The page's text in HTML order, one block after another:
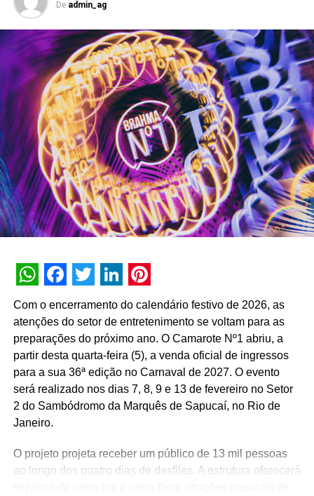
de inteligência artificial do banco que atinge o marco de
dez anos de operação em setembro de 2026. Com
capacidade transacional e conversacional, a plataforma
soma mais de 3 bilhões de interações históricas. No
primeiro semestre de 2026, a assistente registrou 74
milhões de interações, alcançando uma taxa de retenção
interna de 90% e índice de resolutividade de 87% nos
atendimentos.
Além da b.ia, o Meu Bradesco engloba ferramentas como
o E-agro — plataforma digital direcionada a produtores
rurais — e sistemas de recomendação de investimentos
suportados porGenAI(Inteligência Artificial Generativa),
que fornecem assessoria financeira automatizada e
A estratégia de divulgação da campanha engloba
peças deOut of Home(OOH) e ações com
influenciadores digitais, reforçando o posicionamento do
banco na transformação digital do setor financeiro.
De admin_ag
WhatsApp
Facebook
Twitter
LinkedIn
Pinterest
Com o encerramento do calendário festivo de 2026, as
atenções do setor de entretenimento se voltam para as
preparações do próximo ano. O Camarote Nº1 abriu, a
partir desta quarta-feira (5), a venda oficial de ingressos
para a sua 36ª edição no Carnaval de 2027. O evento
será realizado nos dias 7, 8, 9 e 13 de fevereiro no Setor
2 do Sambódromo da Marquês de Sapucaí, no Rio de
Janeiro.
O projeto projeta receber um público de 13 mil pessoas
ao longo dos quatro dias de desfiles. A estrutura oferecerá